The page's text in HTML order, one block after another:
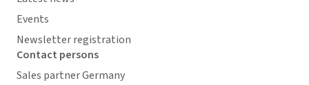
Events
Newsletter registration
Contact persons
Sales partner Germany